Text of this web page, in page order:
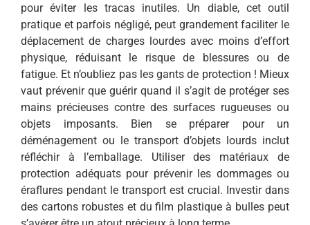
pour éviter les tracas inutiles. Un diable, cet outil
pratique et parfois négligé, peut grandement faciliter le
déplacement de charges lourdes avec moins d’effort
physique, réduisant le risque de blessures ou de
fatigue. Et n’oubliez pas les gants de protection ! Mieux
vaut prévenir que guérir quand il s’agit de protéger ses
mains précieuses contre des surfaces rugueuses ou
objets imposants. Bien se préparer pour un
déménagement ou le transport d’objets lourds inclut
réfléchir à l’emballage. Utiliser des matériaux de
protection adéquats pour prévenir les dommages ou
éraflures pendant le transport est crucial. Investir dans
des cartons robustes et du film plastique à bulles peut